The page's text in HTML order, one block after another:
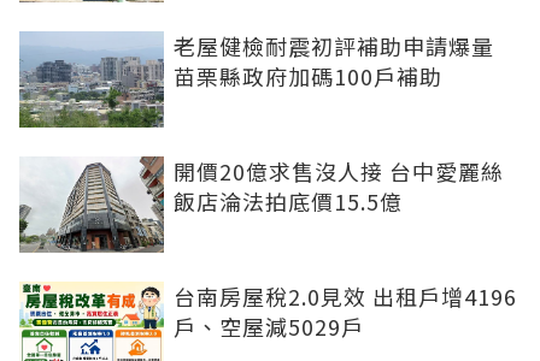
老屋健檢耐震初評補助申請爆量
苗栗縣政府加碼100戶補助
開價20億求售沒人接 台中愛麗絲
飯店淪法拍底價15.5億
台南房屋稅2.0見效 出租戶增4196
戶、空屋減5029戶